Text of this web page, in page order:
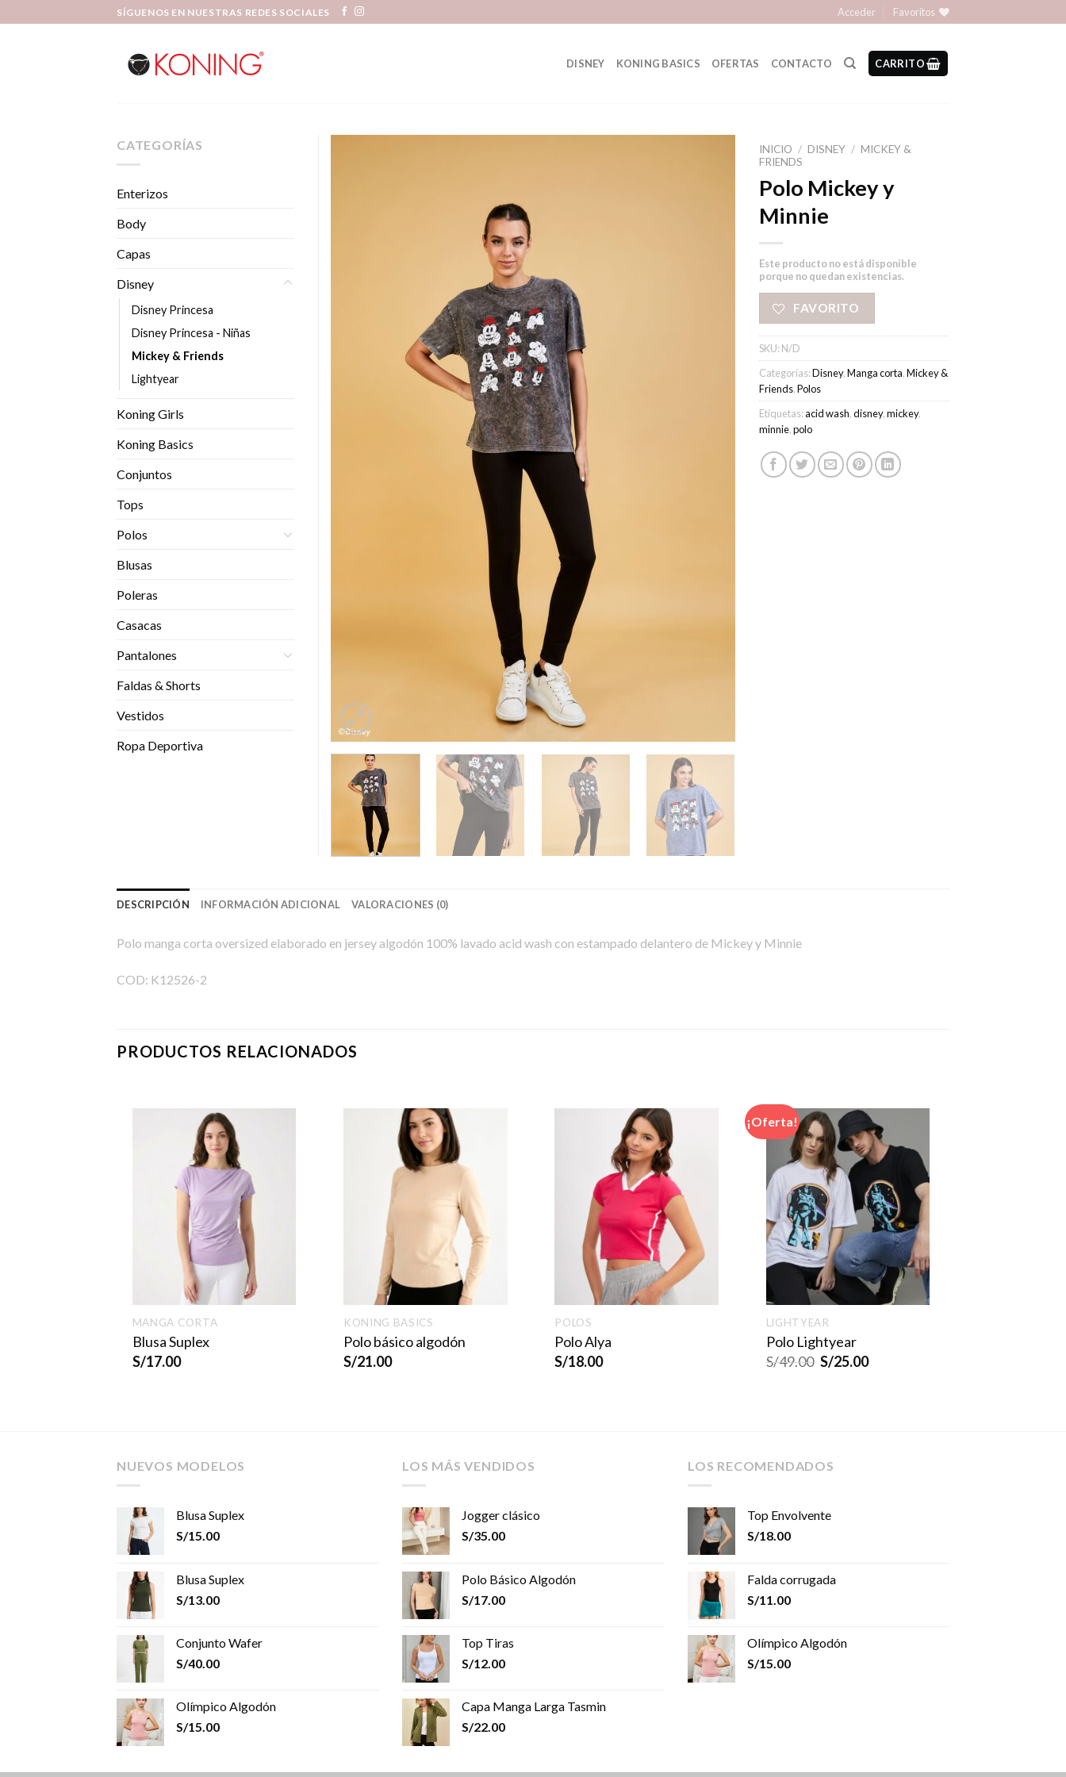
SÍGUENOS EN NUESTRAS REDES SOCIALES Acceder Favoritos
DISNEY KONING BASICS OFERTAS CONTACTO CARRITO
INICIO / DISNEY / MICKEY &
FRIENDS
Polo Mickey y
Minnie
Este producto no está disponible
porque no quedan existencias.
FAVORITO
SKU: N/D
Categorías:Disney,Manga corta,Mickey &
Friends,Polos
Etiquetas:acid wash,disney,mickey,
minnie,polo
CATEGORÍAS
Enterizos
Body
Capas
Disney
Disney Princesa
Disney Princesa - Niñas
Mickey & Friends
Lightyear
Koning Girls
Koning Basics
Conjuntos
Tops
Polos
Blusas
Poleras
Casacas
Pantalones
Faldas & Shorts
Vestidos
Ropa Deportiva
DESCRIPCIÓN INFORMACIÓN ADICIONAL VALORACIONES (0)
Polo manga corta oversized elaborado en jersey algodón 100% lavado acid wash con estampado delantero de Mickey y Minnie
COD: K12526-2
PRODUCTOS RELACIONADOS
MANGA CORTA
Blusa Suplex
S/17.00
KONING BASICS
Polo básico algodón
S/21.00
POLOS
Polo Alya
S/18.00
¡Oferta!
LIGHTYEAR
Polo Lightyear
S/49.00 S/25.00
NUEVOS MODELOS
Blusa Suplex
S/15.00
Blusa Suplex
S/13.00
Conjunto Wafer
S/40.00
Olímpico Algodón
S/15.00
LOS MÁS VENDIDOS
Jogger clásico
S/35.00
Polo Básico Algodón
S/17.00
Top Tiras
S/12.00
Capa Manga Larga Tasmin
S/22.00
LOS RECOMENDADOS
Top Envolvente
S/18.00
Falda corrugada
S/11.00
Olímpico Algodón
S/15.00